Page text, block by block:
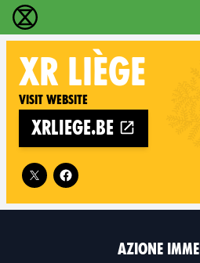
Extinction Rebellion - Home
XR LIÈGE
Visit website
xrliege.be
Follow XR Liège on
AZIONE